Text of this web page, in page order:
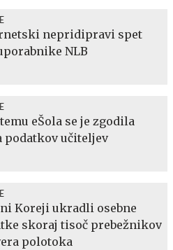
nepridipravi spet
NLB
eŠola se je zgodila
podatkov učiteljev
Koreji ukradli osebne
skoraj tisoč prebežnikov
polotoka